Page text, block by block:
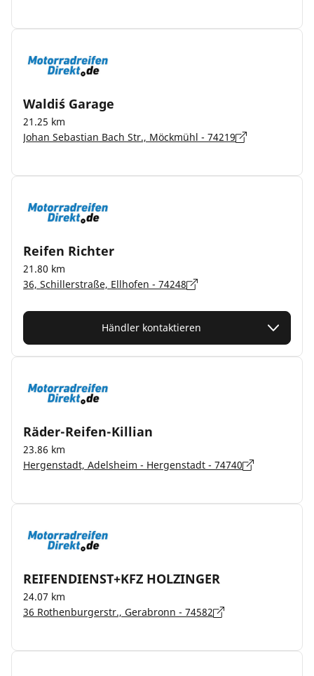
Waldi´s Garage
21.25 km
Johan Sebastian Bach Str., Möckmühl - 74219
Reifen Richter
21.80 km
36, Schillerstraße, Ellhofen - 74248
Händler kontaktieren
Räder-Reifen-Killian
23.86 km
Hergenstadt, Adelsheim - Hergenstadt - 74740
REIFENDIENST+KFZ HOLZINGER
24.07 km
36 Rothenburgerstr., Gerabronn - 74582